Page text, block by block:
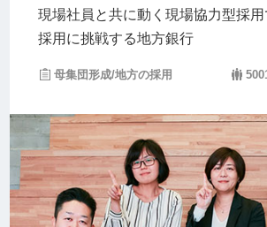
現場社員と共に動く現場協力型採
採用に挑戦する地方銀行
母集団形成/地方の採用